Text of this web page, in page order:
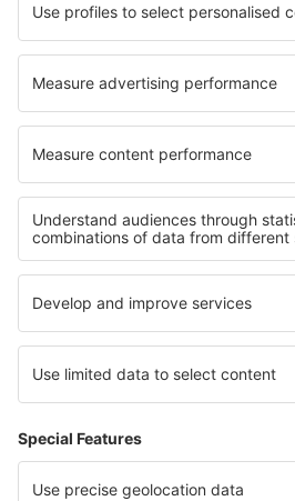
Hotely in Highland Grove Hotely in
Hotely in Kreiensen
Nejlepší hotely - regiony
Hotely v Provence-Alpách-Azurovém
Hotely v Courchevel Hotely v Arc
Hotely in French Alps Hotely on
Hotely in Pongolapoort Nature Reserve
Hotely v Tunisku Hotely v